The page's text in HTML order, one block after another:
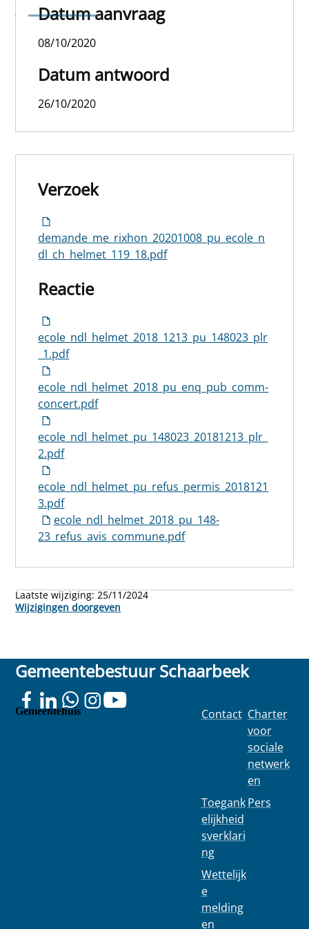
Datum aanvraag
08/10/2020
Datum antwoord
26/10/2020
Verzoek
demande_me_rixhon_20201008_pu_ecole_n
dl_ch_helmet_119_18.pdf
Reactie
ecole_ndl_helmet_2018_1213_pu_148023_plr
_1.pdf
ecole_ndl_helmet_2018_pu_enq_pub_comm-
concert.pdf
ecole_ndl_helmet_pu_148023_20181213_plr_
2.pdf
ecole_ndl_helmet_pu_refus_permis_2018121
3.pdf
ecole_ndl_helmet_2018_pu_148-
23_refus_avis_commune.pdf
Laatste wijziging:25/11/2024
Wijzigingen doorgeven
Gemeentebestuur Schaarbeek
Gemeentehuis Contact
Toegank
elijkheid
sverklari
ng
Wettelijk
e
melding
en
Charter
voor
sociale
netwerk
en
Pers